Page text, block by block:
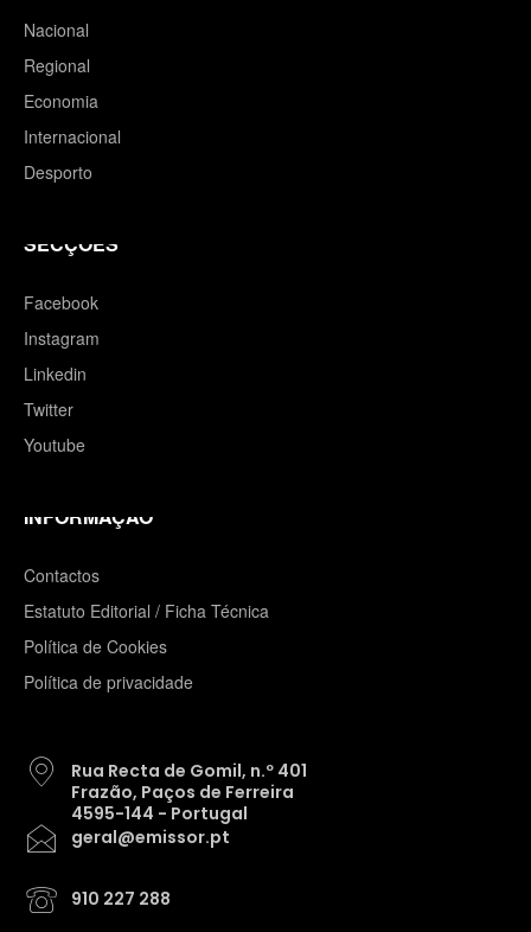
Nacional
Regional
Economia
Internacional
Desporto
SECÇÕES
Facebook
Instagram
Linkedin
Twitter
Youtube
INFORMAÇÃO
Contactos
Estatuto Editorial / Ficha Técnica
Política de Cookies
Política de privacidade
Rua Recta de Gomil, n.º 401
Frazão, Paços de Ferreira
4595-144 - Portugal
geral@emissor.pt
910 227 288